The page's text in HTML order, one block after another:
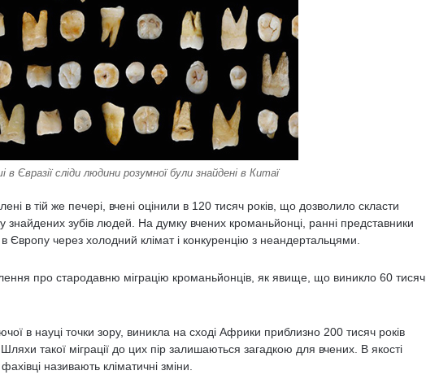
в Євразії сліди людини розумної були знайдені в Китаї
в тій же печері, вчені оцінили в 120 тисяч років, що дозволило скласти
знайдених зубів людей. На думку вчених кроманьйонці, ранні представники
через холодний клімат і конкуренцію з неандертальцями.
про стародавню міграцію кроманьйонців, як явище, що виникло 60 тисяч
в науці точки зору, виникла на сході Африки приблизно 200 тисяч років
такої міграції до цих пір залишаються загадкою для вчених. В якості
називають кліматичні зміни.